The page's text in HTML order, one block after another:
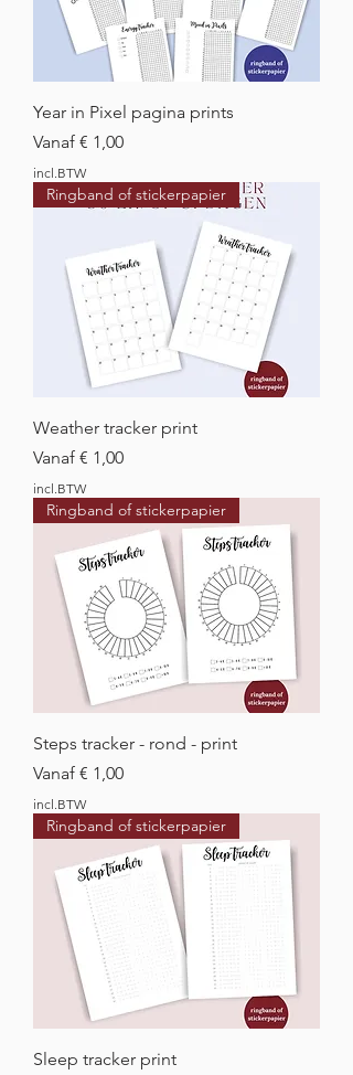
Year in Pixel pagina prints
Vanaf € 1,00
Verkoopprijs
incl.BTW
Ringband of stickerpapier
Weather tracker print
Vanaf € 1,00
Verkoopprijs
incl.BTW
Ringband of stickerpapier
Steps tracker - rond - print
Vanaf € 1,00
Verkoopprijs
incl.BTW
Ringband of stickerpapier
Sleep tracker print